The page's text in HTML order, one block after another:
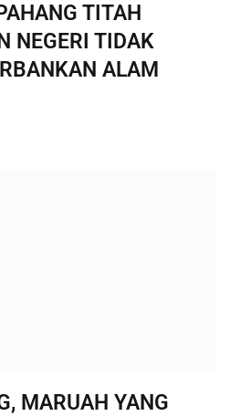
TITAH
NEGERI TIDAK
ALAM
MARUAH YANG